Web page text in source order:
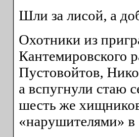
Шли за лисой, а
Охотники из
Кантемировского
Пустовойтов,
а вспугнули стаю
шесть же
«нарушителями»